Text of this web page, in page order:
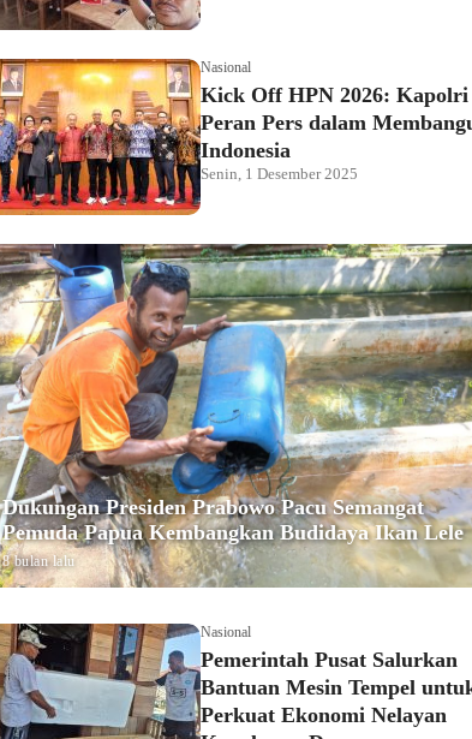
Nasional
Kick Off HPN 2026:
Peran Pers dalam
Indonesia
Senin, 1 Desember 2025
Dukungan Presiden Prabowo Pacu Semangat
Pemuda Papua Kembangkan Budidaya Ikan Lele
8 bulan lalu
Nasional
Pemerintah Pusat Salurkan
Bantuan Mesin Tempel
Perkuat Ekonomi Nelayan